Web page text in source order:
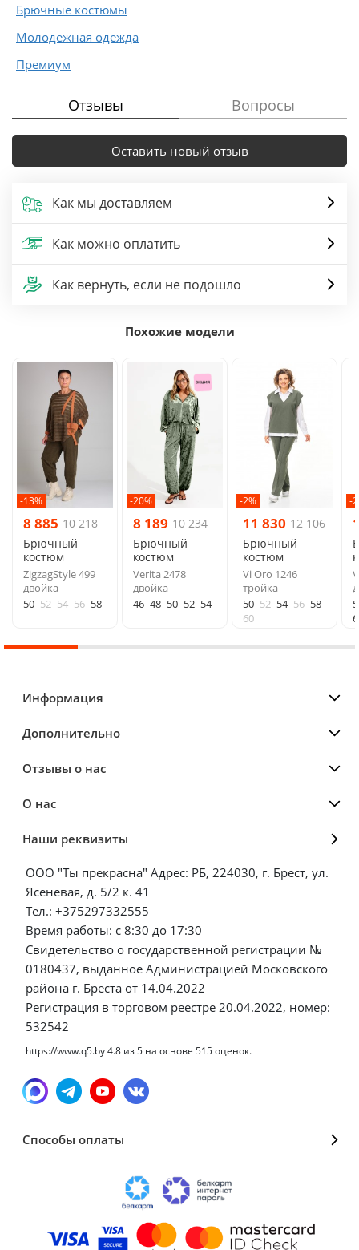
Брючные костюмы
Молодежная одежда
Премиум
Отзывы Вопросы
Оставить новый отзыв
Как мы доставляем
Как можно оплатить
Как вернуть, если не подошло
Похожие модели
-13%
8 885 10 218
Брючный
костюм
ZigzagStyle 499
двойка
50 52 54 56 58
-20%
8 189 10 234
Брючный
костюм
Verita 2478
двойка
46 48 50 52 54
-2%
11 830 12 106
Брючный
костюм
Vi Oro 1246
тройка
50 52 54 56 58
60
-
Информация
Дополнительно
Отзывы о нас
О нас
Наши реквизиты
ООО "Ты прекрасна" Адрес: РБ, 224030, г. Брест, ул.
Ясеневая, д. 5/2 к. 41
Тел.: +375297332555
Время работы: с 8:30 до 17:30
Свидетельство о государственной регистрации №
0180437, выданное Администрацией Московского
района г. Бреста от 14.04.2022
Регистрация в торговом реестре 20.04.2022, номер:
532542
https://www.q5.by4.8 из5 на основе 515оценок.
Способы оплаты